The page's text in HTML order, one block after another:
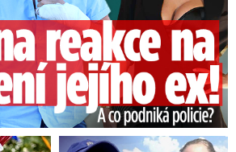
studená fronta, což bude
V pondělí se tak budou
pohybovat kolem 17 až
nad 1000 m a na horách